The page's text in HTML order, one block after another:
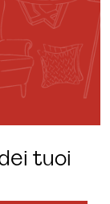
tuoi